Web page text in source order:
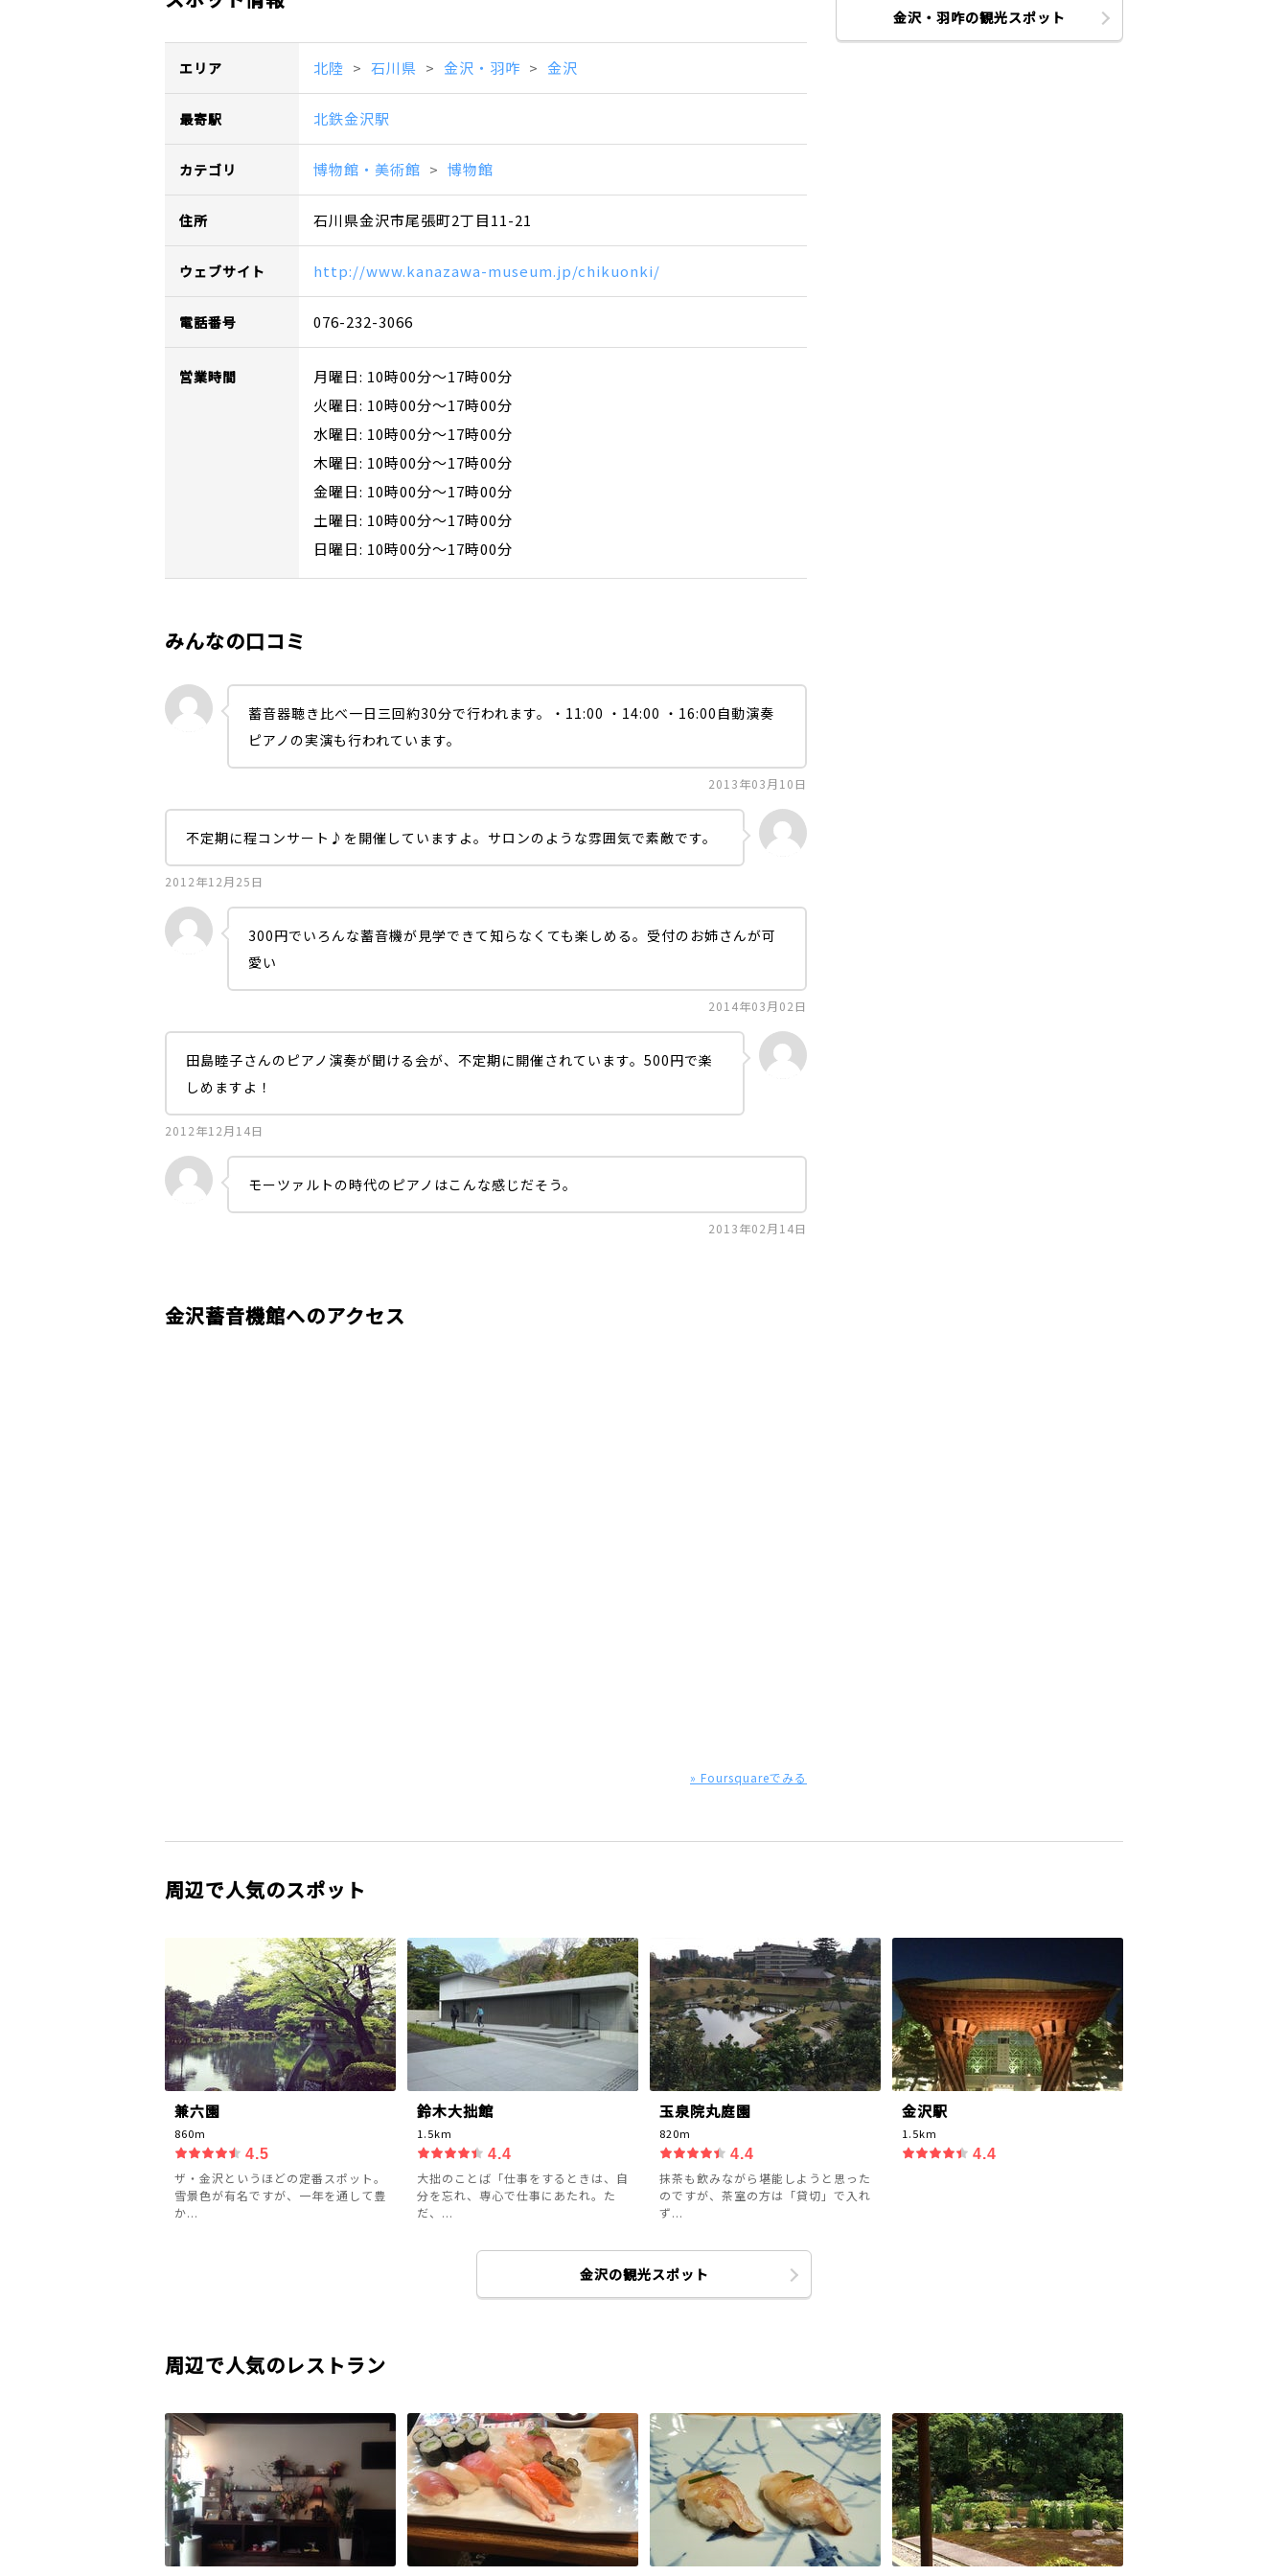
エリア 北陸 石川県 金沢・羽咋 金沢
最寄駅 北鉄金沢駅
カテゴリ 博物館・美術館 博物館
住所 石川県金沢市尾張町2丁目11-21
ウェブサイト http://www.kanazawa-museum.jp/chikuonki/
電話番号 076-232-3066
営業時間
月曜日: 10時00分～17時00分
火曜日: 10時00分～17時00分
水曜日: 10時00分～17時00分
木曜日: 10時00分～17時00分
金曜日: 10時00分～17時00分
土曜日: 10時00分～17時00分
日曜日: 10時00分～17時00分
みんなの口コミ
蓄音器聴き比べ一日三回約30分で行われます。・11:00 ・14:00 ・16:00自動演奏
ピアノの実演も行われています。
2013年03月10日
不定期に程コンサート♪を開催していますよ。サロンのような雰囲気で素敵です。
2012年12月25日
300円でいろんな蓄音機が見学できて知らなくても楽しめる。受付のお姉さんが可
愛い
2014年03月02日
田島睦子さんのピアノ演奏が聞ける会が、不定期に開催されています。500円で楽
しめますよ！
2012年12月14日
モーツァルトの時代のピアノはこんな感じだそう。
2013年02月14日
金沢蓄音機館へのアクセス
» Foursquareでみる
金沢・羽咋の観光スポット
周辺で人気のスポット
兼六園
860m
4.5
ザ・金沢というほどの定番スポット。
雪景色が有名ですが、一年を通して豊
か...
鈴木大拙館
1.5km
4.4
大拙のことば「仕事をするときは、自
分を忘れ、専心で仕事にあたれ。た
だ、...
玉泉院丸庭園
820m
4.4
抹茶も飲みながら堪能しようと思った
のですが、茶室の方は「貸切」で入れ
ず...
金沢駅
1.5km
4.4
金沢の観光スポット
周辺で人気のレストラン